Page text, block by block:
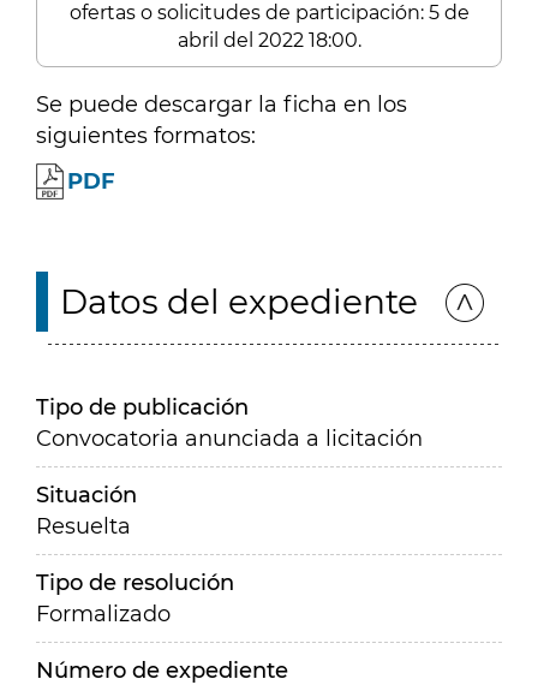
ofertas o solicitudes de participación: 5 de
abril del 2022 18:00.
Se puede descargar la ficha en los
siguientes formatos:
PDF
Datos del expediente
Tipo de publicación
Convocatoria anunciada a licitación
Situación
Resuelta
Tipo de resolución
Formalizado
Número de expediente